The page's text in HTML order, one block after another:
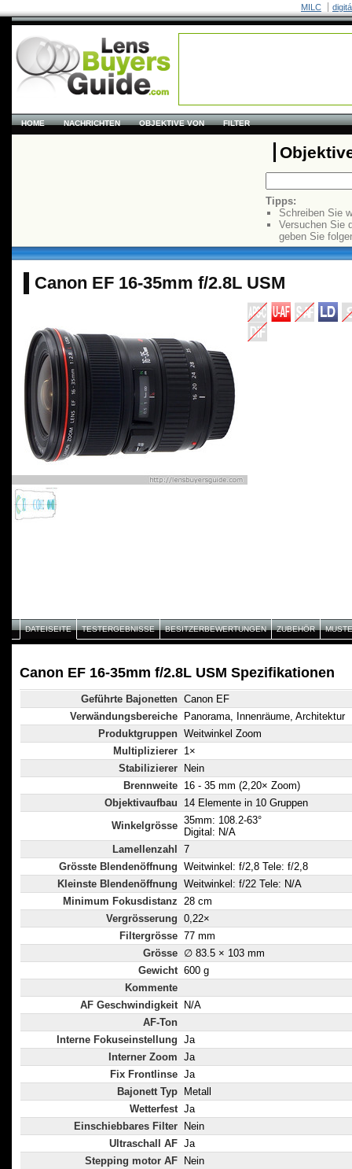
MILC
HOME NACHRICHTEN OBJEKTIVE VON FILTER
Tipps:
Schreiben Sie
Versuchen Sie
geben Sie
Canon EF 16-35mm f/2.8L USM
DATEISEITE TESTERGEBNISSE BESITZERBEWERTUNGEN ZUBEHÖR
Canon EF 16-35mm f/2.8L USM Spezifikationen
Geführte Bajonetten Canon EF
Verwändungsbereiche
Panorama, Innenräume, Architektur
Produktgruppen Weitwinkel Zoom
Multiplizierer 1×
Stabilizierer
Nein
Brennweite 16 - 35 mm (2,20× Zoom)
Objektivaufbau
14 Elemente in 10 Gruppen
Winkelgrösse 35mm: 108.2-63°
Digital: N/A
Lamellenzahl
7
Grösste Blendenöffnung Weitwinkel: f/2,8 Tele: f/2,8
Kleinste Blendenöffnung Weitwinkel: f/22 Tele: N/A
Minimum Fokusdistanz 28 cm
Vergrösserung 0,22×
Filtergrösse 77 mm
Grösse ∅ 83.5 × 103 mm
Gewicht 600 g
Kommente
AF Geschwindigkeit
N/A
AF-Ton
Interne Fokuseinstellung Ja
Interner Zoom Ja
Fix Frontlinse Ja
Bajonett Typ
Metall
Wetterfest Ja
Einschiebbares Filter
Nein
Ultraschall AF Ja
Stepping motor AF
Nein